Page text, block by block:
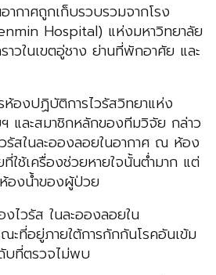
ากาศถูกเก็บรวบรวมจากโรง
Hospital) แห่งมหาวิทยาลัย
วในเขตอู่ชาง ย่านที่พักอาศัย และ
ห้องปฏิบัติการไวรัสวิทยาแห่ง
และสมาชิกหลักของทีมวิจัย กล่าว
รัสในละอองลอยในอากาศ ณ ห้อง
ใช้เครื่องช่วยหายใจนั้นต่ำมาก แต่
องน้ำของผู้ป่วย
ไวรัส ในละอองลอยใน
ที่อยู่ภายใต้การกักกันโรคอันเข้ม
บที่ตรวจไม่พบ